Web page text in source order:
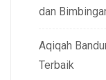
dan
Aqiqah
Terbaik